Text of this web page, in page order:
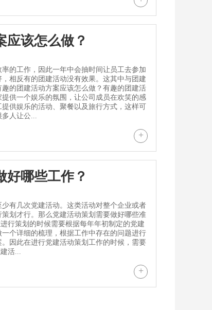
应该怎么做？
的工作，因此一年中会抽时间让员工去参加
相反有的团建活动没有效果。这其中与团建
的团建活动方案应该怎么做？有趣的团建活
供一个娱乐的氛围，让公司成员在欢笑的感
供娱乐的活动、聚餐以及旅行方式，这样可
多人让公...
+
好哪些工作？
有几次党建活动。这类活动对整个企业或者
划才行。那么党建活动策划需要做好哪些准
行策划的时候需要根据每年年初制定的党建
个详细的梳理，根据工作中存在的问题进行
因此在进行党建活动策划工作的时候，需要
活...
+